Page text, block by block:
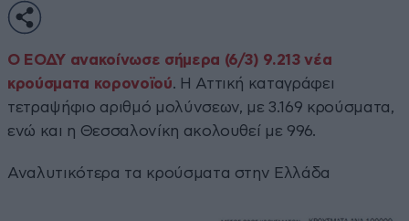
Ο ΕΟΔΥ ανακοίνωσε σήμερα (6/3) 9.213 νέα
κρούσματα κορονοϊού. Η Αττική καταγράφει
τετραψήφιο αριθμό μολύνσεων, με 3.169 κρούσματα,
ενώ και η Θεσσαλονίκη ακολουθεί με 996.
Αναλυτικότερα τα κρούσματα στην Ελλάδα